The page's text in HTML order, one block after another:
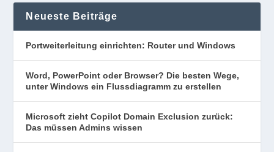
Neueste Beiträge
Portweiterleitung einrichten: Router und Windows
Word, PowerPoint oder Browser? Die besten Wege,
unter Windows ein Flussdiagramm zu erstellen
Microsoft zieht Copilot Domain Exclusion zurück:
Das müssen Admins wissen